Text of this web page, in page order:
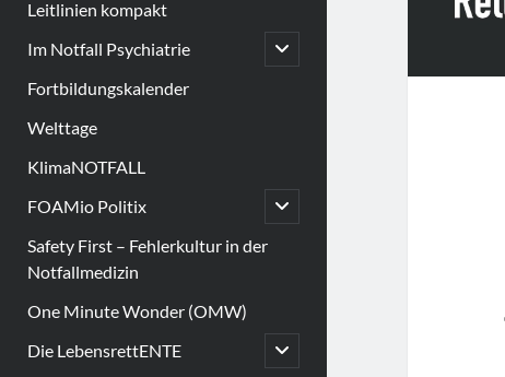
Leitlinien kompakt
Im Notfall Psychiatrie
open
child
Fortbildungskalender
Welttage
KlimaNOTFALL
FOAMio Politix
open
child
Safety First – Fehlerkultur in der
Notfallmedizin
One Minute Wonder (OMW)
Die LebensrettENTE
open
child